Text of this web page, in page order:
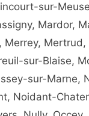
sur-
Mardor,
Merrey,
sur-Blaise,
sur-Marne,
Noidant-